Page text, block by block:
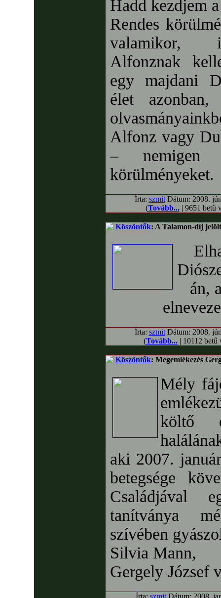
Hadd kezdjem
Rendes
valamikor,
Alfonznak
egy majdani
élet
Alfonz vagy
– nemigen
körülményeket.
Írta: szmitDátum: 2008.
(Tovább...| 9651 betű
Köszöntők: A Talamon-díj
án,
Írta: szmitDátum: 2008.
(Tovább... | 10112 betű
Köszöntők: Megemlékezés
Mély
költő
aki 2007.
betegsége
Családjával
tanítványa
szívében
Silvia Mann,
Gergely József
Írta: szmit Dátum: 2008.